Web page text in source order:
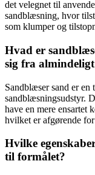
det velegnet til
sandblæsning, hvor
som klumper og
Hvad er
sig fra
Sandblæser sand er en
sandblæsningsudstyr.
have en mere ensartet
hvilket er afgørende
Hvilke
til formålet?